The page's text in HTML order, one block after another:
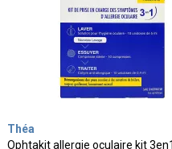
Théa
Ophtakit allergie oculaire kit 3en1